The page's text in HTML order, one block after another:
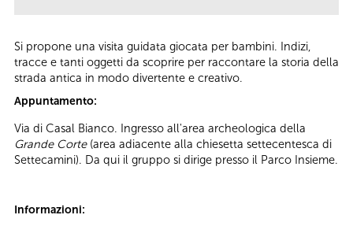
Si propone una visita guidata giocata per bambini. Indizi,
tracce e tanti oggetti da scoprire per raccontare la storia della
strada antica in modo divertente e creativo.
Appuntamento:
Via di Casal Bianco. Ingresso all'area archeologica della
Grande Corte(area adiacente alla chiesetta settecentesca di
Settecamini). Da qui il gruppo si dirige presso il Parco Insieme.
Informazioni: